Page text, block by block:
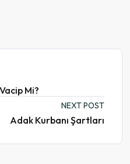
Mi?
NEXT POST
Adak Kurbanı Şartları